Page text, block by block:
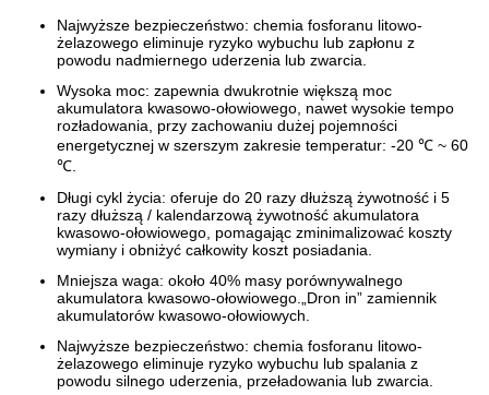
Najwyższe bezpieczeństwo: chemia fosforanu litowo-
żelazowego eliminuje ryzyko wybuchu lub zapłonu z
powodu nadmiernego uderzenia lub zwarcia.
Wysoka moc: zapewnia dwukrotnie większą moc
akumulatora kwasowo-ołowiowego, nawet wysokie tempo
rozładowania, przy zachowaniu dużej pojemności
energetycznej w szerszym zakresie temperatur: -20 ℃ ~ 60
℃.
Długi cykl życia: oferuje do 20 razy dłuższą żywotność i 5
razy dłuższą / kalendarzową żywotność akumulatora
kwasowo-ołowiowego, pomagając zminimalizować koszty
wymiany i obniżyć całkowity koszt posiadania.
Mniejsza waga: około 40% masy porównywalnego
akumulatora kwasowo-ołowiowego.„Dron in” zamiennik
akumulatorów kwasowo-ołowiowych.
Najwyższe bezpieczeństwo: chemia fosforanu litowo-
żelazowego eliminuje ryzyko wybuchu lub spalania z
powodu silnego uderzenia, przeładowania lub zwarcia.